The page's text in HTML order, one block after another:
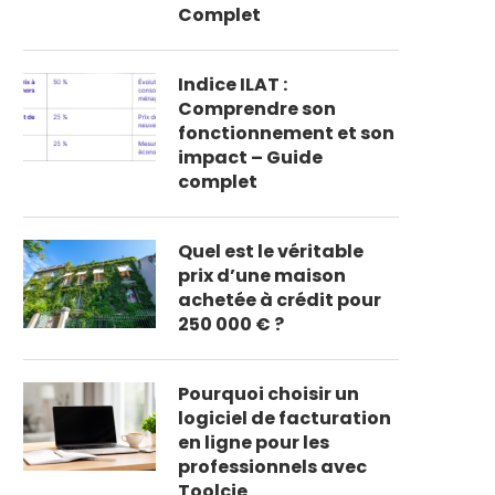
Complet
Indice ILAT :
Comprendre son
fonctionnement et son
impact – Guide
complet
Quel est le véritable
prix d’une maison
achetée à crédit pour
250 000 € ?
Pourquoi choisir un
logiciel de facturation
en ligne pour les
professionnels avec